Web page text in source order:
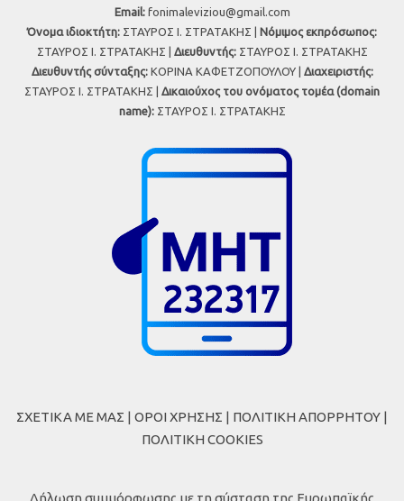
Εmail: fonimaleviziou@gmail.com
Όνομα ιδιοκτήτη: ΣΤΑΥΡΟΣ Ι. ΣΤΡΑΤΑΚΗΣ | Νόμιμος εκπρόσωπος:
ΣΤΑΥΡΟΣ Ι. ΣΤΡΑΤΑΚΗΣ | Διευθυντής:ΣΤΑΥΡΟΣ Ι. ΣΤΡΑΤΑΚΗΣ
Διευθυντής σύνταξης:ΚΟΡΙΝΑ ΚΑΦΕΤΖΟΠΟΥΛΟΥ | Διαχειριστής:
ΣΤΑΥΡΟΣ Ι. ΣΤΡΑΤΑΚΗΣ | Δικαιούχος του ονόματος τομέα (domain
name):ΣΤΑΥΡΟΣ Ι. ΣΤΡΑΤΑΚΗΣ
ΣΧΕΤΙΚΑ ΜΕ ΜΑΣ | ΟΡΟΙ ΧΡΗΣΗΣ | ΠΟΛΙΤΙΚΗ ΑΠΟΡΡΗΤΟΥ |
ΠΟΛΙΤΙΚΗ COOKIES
Δήλωση συμμόρφωσης με τη σύσταση της Ευρωπαϊκής